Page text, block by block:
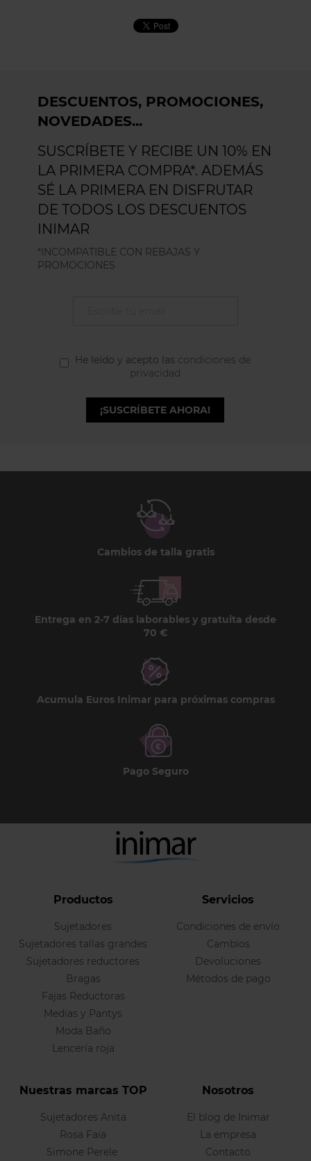
DESCUENTOS, PROMOCIONES,
NOVEDADES...
SUSCRÍBETE Y RECIBE UN 10% EN
LA PRIMERA COMPRA*. ADEMÁS
SÉ LA PRIMERA EN DISFRUTAR
DE TODOS LOS DESCUENTOS
INIMAR
*INCOMPATIBLE CON REBAJAS Y
PROMOCIONES
He leído y acepto las condiciones de
privacidad
¡SUSCRÍBETE AHORA!
Cambios de talla gratis
Entrega en 2-7 días laborables y gratuita desde
70 €
Acumula Euros Inimar para próximas compras
Pago Seguro
Productos
Sujetadores
Sujetadores tallas grandes
Sujetadores reductores
Bragas
Fajas Reductoras
Medias y Pantys
Moda Baño
Lencería roja
Servicios
Condiciones de envío
Cambios
Devoluciones
Métodos de pago
Nuestras marcas TOP
Sujetadores Anita
Rosa Faia
Simone Perele
Nosotros
El blog de Inimar
La empresa
Contacto